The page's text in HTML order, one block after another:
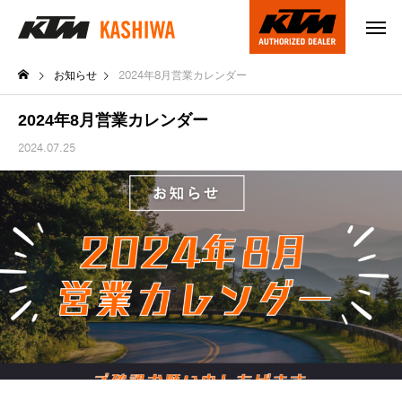
お知らせ 2024年8月営業カレンダー
2024年8月営業カレンダー
2024.07.25